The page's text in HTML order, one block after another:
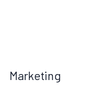
Marketing